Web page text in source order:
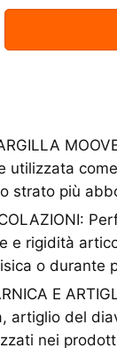
utilizzata
strato più
e rigidità
o durante
E
artiglio del
nei